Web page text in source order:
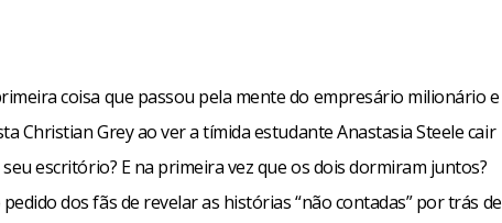
coisa que passou pela mente do empresário milionário e
Christian Grey ao ver a tímida estudante Anastasia Steele cair
escritório? E na primeira vez que os dois dormiram juntos?
dos fãs de revelar as histórias “não contadas” por trás de